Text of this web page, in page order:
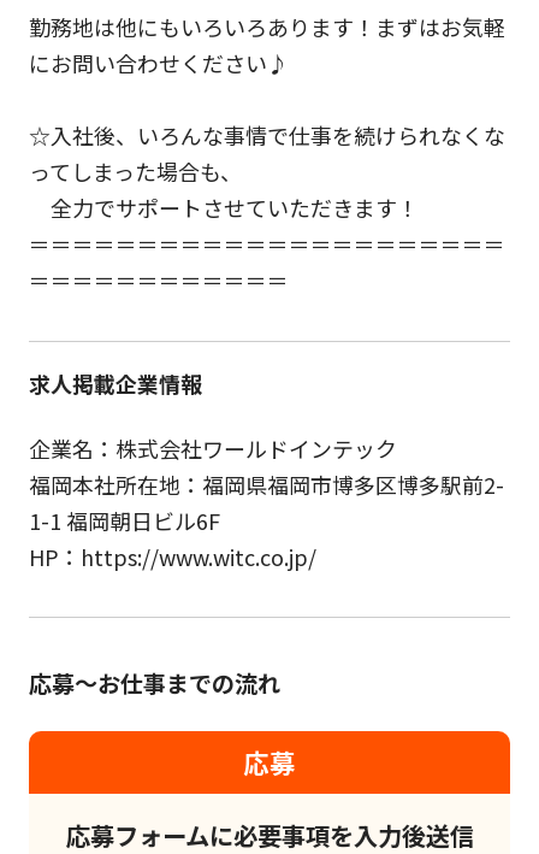
勤務地は他にもいろいろあります！まずはお気軽
にお問い合わせください♪
☆入社後、いろんな事情で仕事を続けられなくな
ってしまった場合も、
全力でサポートさせていただきます！
＝＝＝＝＝＝＝＝＝＝＝＝＝＝＝＝＝＝＝＝＝＝
＝＝＝＝＝＝＝＝＝＝＝＝
求人掲載企業情報
企業名：株式会社ワールドインテック
福岡本社所在地：福岡県福岡市博多区博多駅前2-
1-1 福岡朝日ビル6F
HP：https://www.witc.co.jp/
応募～お仕事までの流れ
応募
応募フォームに必要事項を入力後送信